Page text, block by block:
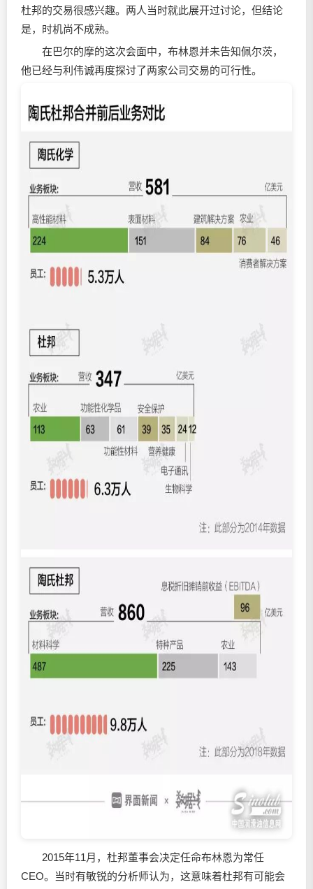
杜邦的交易很感兴趣。两人当时就此展开过讨论，但结论
是，时机尚不成熟。
在巴尔的摩的这次会面中，布林恩并未告知佩尔茨，
他已经与利伟诚再度探讨了两家公司交易的可行性。
2015年11月，杜邦董事会决定任命布林恩为常任
CEO。当时有敏锐的分析师认为，这意味着杜邦有可能会